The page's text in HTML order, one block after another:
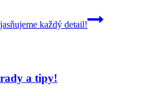
každý detail!
a tipy!